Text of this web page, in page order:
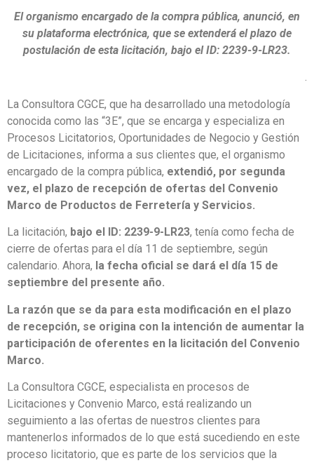
El organismo encargado de la compra pública, anunció, en
su plataforma electrónica, que se extenderá el plazo de
postulación de esta licitación, bajo el ID: 2239-9-LR23.
.
La Consultora CGCE, que ha desarrollado una metodología
conocida como las “3E”, que se encarga y especializa en
Procesos Licitatorios, Oportunidades de Negocio y Gestión
de Licitaciones, informa a sus clientes que, el organismo
encargado de la compra pública, extendió, por segunda
vez, el plazo de recepción de ofertas del Convenio
Marco de Productos de Ferretería y Servicios.
La licitación, bajo el ID: 2239-9-LR23, tenía como fecha de
cierre de ofertas para el día 11 de septiembre, según
calendario. Ahora, la fecha oficial se dará el día 15 de
septiembre del presente año.
La razón que se da para esta modificación en el plazo
de recepción, se origina con la intención de aumentar la
participación de oferentes en la licitación del Convenio
Marco.
La Consultora CGCE, especialista en procesos de
Licitaciones y Convenio Marco, está realizando un
seguimiento a las ofertas de nuestros clientes para
mantenerlos informados de lo que está sucediendo en este
proceso licitatorio, que es parte de los servicios que la